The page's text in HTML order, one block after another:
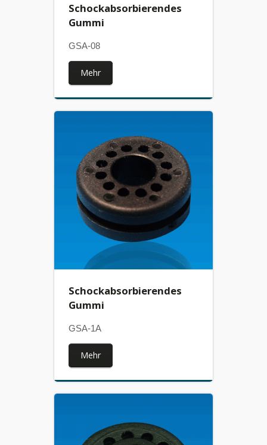
Schockabsorbierendes
Gummi
GSA-08
Mehr
Schockabsorbierendes
Gummi
GSA-1A
Mehr